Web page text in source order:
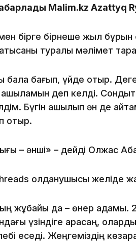
Malim.kz Azattyq
бірге бірнеше жыл бұрын
туралы мәлімет
бала бағып, үйде отыр.
деп келді.
Бүгін ашылып ән де
отыр.
– әнші» – дейді Олжас
қолданушысы желіде
жұбайы да – өнер адамы.
үзіндіге қарасаң,
еседі. Жеңгеміздің